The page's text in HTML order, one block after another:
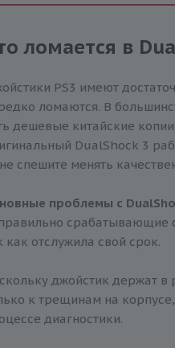
ломается в
PS3 имеют
ломаются. В
дешевые китайские
DualShock 3
спешите менять
проблемы с
срабатывающие
как отслужила свой срок.
джойстик держат в
к трещинам на
диагностики.